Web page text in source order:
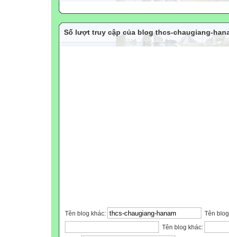
Số lượt truy cập của blog thcs-chaugiang-
Tên blog khác:
Tên
Tên blog khác: